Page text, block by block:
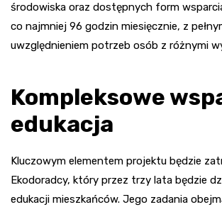
środowiska oraz dostępnych form
co najmniej 96 godzin miesięcznie, z
uwzględnieniem potrzeb osób z różnymi
Kompleksowe
edukacja
Kluczowym elementem projektu będzie
Ekodoradcy, który przez trzy lata będzie
edukacji mieszkańców. Jego zadania